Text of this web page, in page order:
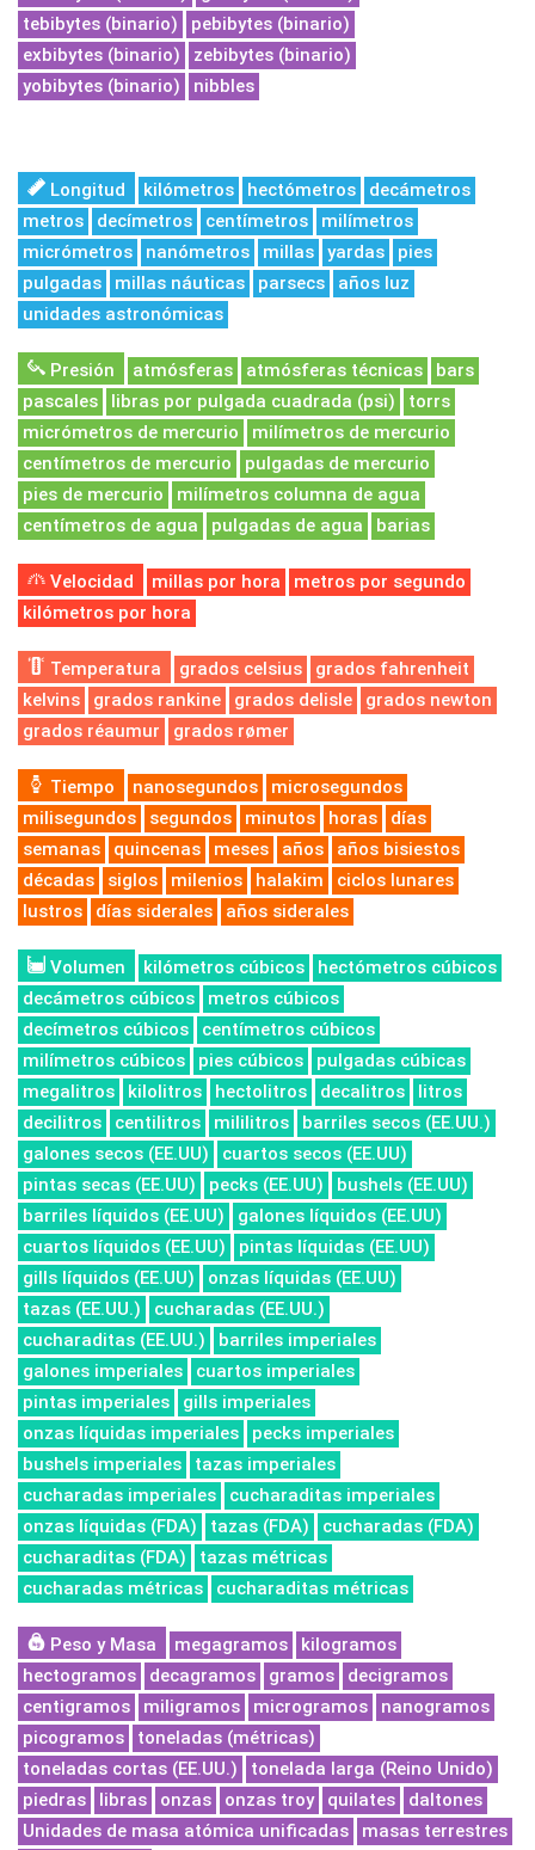
tebibytes (binario)
pebibytes (binario)
exbibytes (binario)
zebibytes (binario)
yobibytes (binario)
nibbles
Longitud kilómetros hectómetros
decámetros
metros
decímetros centímetros
milímetros
micrómetros
nanómetros millas yardas
pies
pulgadas
millas náuticas parsecs
años luz
unidades astronómicas
Presión atmósferas atmósferas técnicas
bars
pascales
libras por pulgada cuadrada (psi)
torrs
micrómetros de mercurio
milímetros de mercurio
centímetros de mercurio
pulgadas de mercurio
pies de mercurio
milímetros columna de agua
centímetros de agua
pulgadas de agua barias
Velocidad millas por hora
metros por segundo
kilómetros por hora
Temperatura grados celsius
grados fahrenheit
kelvins
grados rankine grados delisle
grados newton
grados réaumur
grados rømer
Tiempo nanosegundos
microsegundos
milisegundos
segundos minutos horas
días
semanas
quincenas meses años
años bisiestos
décadas
siglos milenios halakim
ciclos lunares
lustros
días siderales años siderales
Volumen kilómetros cúbicos
hectómetros cúbicos
decámetros cúbicos
metros cúbicos
decímetros cúbicos
centímetros cúbicos
milímetros cúbicos
pies cúbicos
pulgadas cúbicas
megalitros
kilolitros hectolitros decalitros
litros
decilitros
centilitros mililitros
barriles secos (EE.UU.)
galones secos (EE.UU)
cuartos secos (EE.UU)
pintas secas (EE.UU)
pecks (EE.UU)
bushels (EE.UU)
barriles líquidos (EE.UU)
galones líquidos (EE.UU)
cuartos líquidos (EE.UU)
pintas líquidas (EE.UU)
gills líquidos (EE.UU)
onzas líquidas (EE.UU)
tazas (EE.UU.)
cucharadas (EE.UU.)
cucharaditas (EE.UU.)
barriles imperiales
galones imperiales
cuartos imperiales
pintas imperiales
gills imperiales
onzas líquidas imperiales
pecks imperiales
bushels imperiales
tazas imperiales
cucharadas imperiales
cucharaditas imperiales
onzas líquidas (FDA)
tazas (FDA)
cucharadas (FDA)
cucharaditas (FDA)
tazas métricas
cucharadas métricas
cucharaditas métricas
Peso y Masa megagramos
kilogramos
hectogramos
decagramos gramos
decigramos
centigramos
miligramos microgramos
nanogramos
picogramos
toneladas (métricas)
toneladas cortas (EE.UU.)
tonelada larga (Reino Unido)
piedras
libras onzas onzas troy quilates
daltones
Unidades de masa atómica unificadas
masas terrestres